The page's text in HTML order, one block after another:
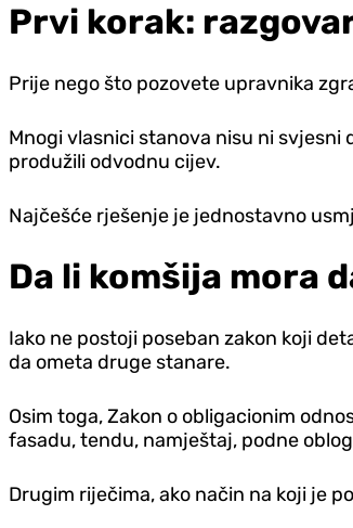
Prvi korak:
Prije nego što pozovete upravnika
Mnogi vlasnici stanova nisu ni svjesni
produžili odvodnu cijev.
Najčešće rješenje je jednostavno
Da li komšija mora
Iako ne postoji poseban zakon koji
da ometa druge stanare.
Osim toga, Zakon o obligacionim
fasadu, tendu, namještaj, podne
Drugim riječima, ako način na koji je